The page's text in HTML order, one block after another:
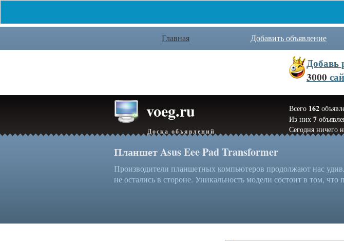
Главная Добавить объявление
Добавь
3000
voeg.ru
Доска объявлений
Всего 162
Из них 7
Сегодня ничего
Планшет Asus Eee Pad Transformer
Производители планшетных компьютеров продолжают нас
не остались в стороне. Уникальность модели состоит в том,